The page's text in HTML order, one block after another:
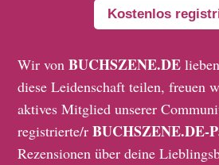
Kostenlos
Wir vonBUCHSZENE.DE
diese Leidenschaft teilen, freuen
aktives Mitglied unserer
registrierte/rBUCHSZENE.DE-
Rezensionen über deine